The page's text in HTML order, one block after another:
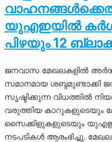
യുഎഇയിൽ
പിഴയും 12
ജനവാസ മേഖലകളിൽ
സമാനമായ ശബ്ദമുണ്ടാക്കി
സൃഷ്ടിക്കുന്ന വിധത്തിൽ
വരുത്തിയ കാറുകളുടെയും
സൈക്കിളുകളുടെയും
നടപടികൾ ആരംഭിച്ചു.